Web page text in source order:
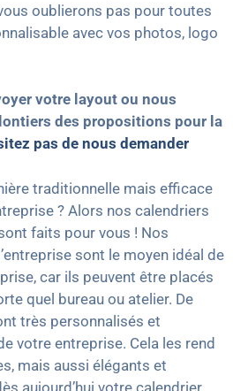
oublierons pas pour toutes
avec vos photos, logo
votre layout ou nous
des propositions pour la
pas de nous demander
traditionnelle mais efficace
? Alors nos calendriers
faits pour vous ! Nos
sont le moyen idéal de
car ils peuvent être placés
quel bureau ou atelier. De
très personnalisés et
votre entreprise. Cela les rend
mais aussi élégants et
aujourd’hui votre calendrier